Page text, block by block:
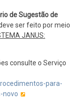
de Sugestão de
ser feito por meio
JANUS:
consulte o Serviço
para-
novo